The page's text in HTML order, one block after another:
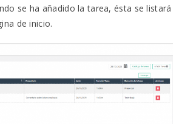
se ha añadido la tarea, ésta se listará
de inicio.